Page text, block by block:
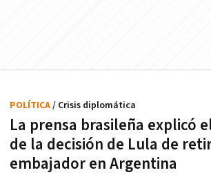
La prensa brasileña explicó
de la decisión de Lula de
embajador en Argentina
POLÍTICA/ Crisis diplomática